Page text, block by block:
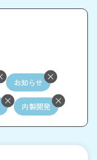
お知らせ
内製開発